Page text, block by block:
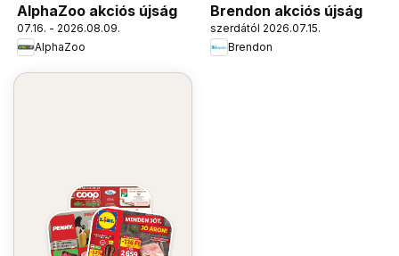
AlphaZoo akciós újság
07.16. - 2026.08.09.
AlphaZoo
Brendon akciós újság
szerdától 2026.07.15.
Brendon